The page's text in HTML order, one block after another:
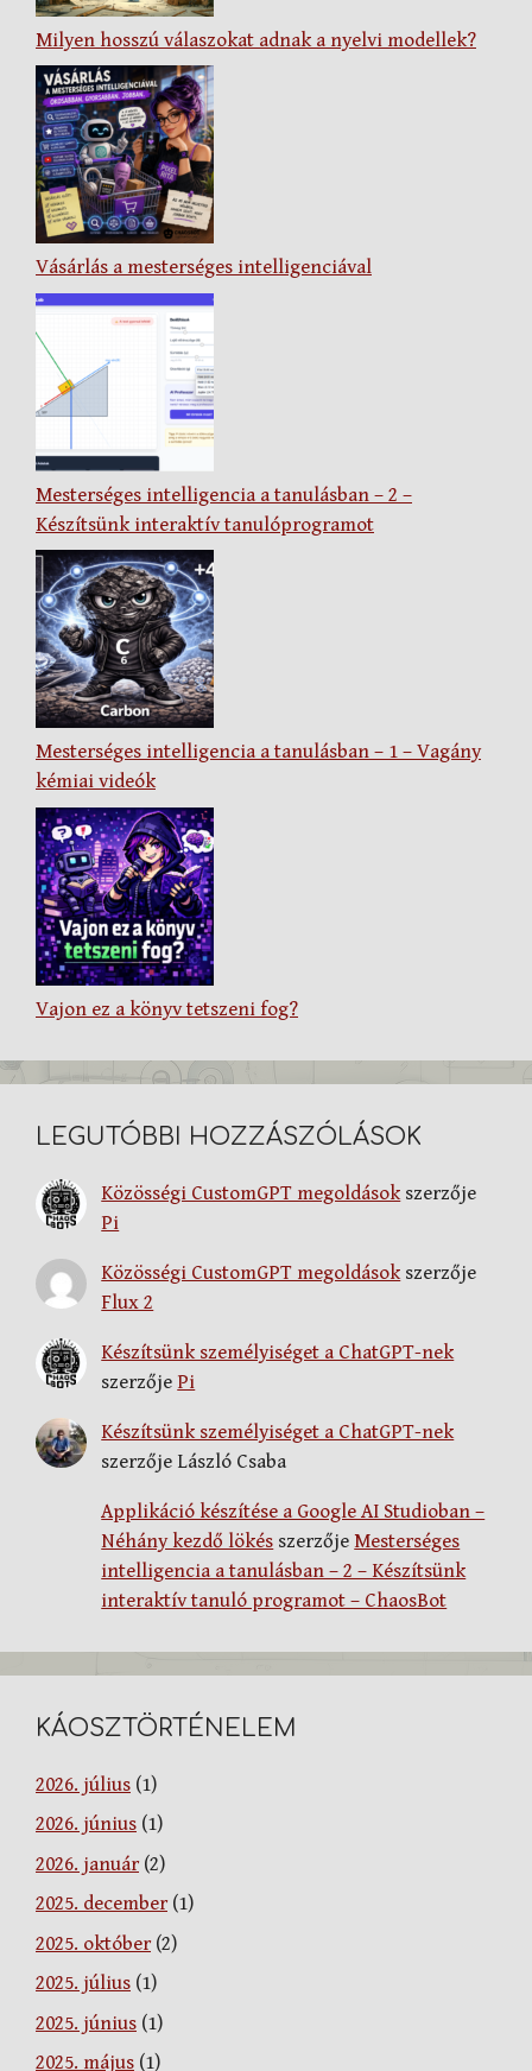
Milyen hosszú válaszokat adnak a nyelvi modellek?
Vásárlás a mesterséges intelligenciával
Mesterséges intelligencia a tanulásban – 2 –
Készítsünk interaktív tanulóprogramot
Mesterséges intelligencia a tanulásban – 1 – Vagány
kémiai videók
Vajon ez a könyv tetszeni fog?
LEGUTÓBBI HOZZÁSZÓLÁSOK
Közösségi CustomGPT megoldásokszerzője
Pi
Közösségi CustomGPT megoldásokszerzője
Flux 2
Készítsünk személyiséget a ChatGPT-nek
szerzője Pi
Készítsünk személyiséget a ChatGPT-nek
szerzője László Csaba
Applikáció készítése a Google AI Studioban –
Néhány kezdő lökés szerzőjeMesterséges
intelligencia a tanulásban – 2 – Készítsünk
interaktív tanuló programot – ChaosBot
KÁOSZTÖRTÉNELEM
2026. július (1)
2026. június (1)
2026. január(2)
2025. december(1)
2025. október(2)
2025. július (1)
2025. június (1)
2025. május (1)